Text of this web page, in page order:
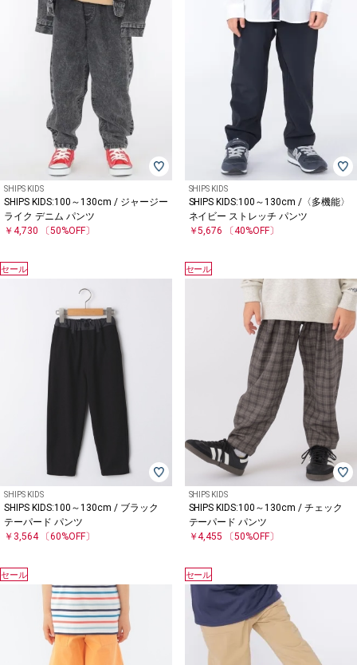
SHIPS KIDS
SHIPS KIDS:100～130cm / ジャージー
ライク デニム パンツ
￥4,730 〔50%OFF〕
SHIPS KIDS
SHIPS KIDS:100～130cm /〈多機能〉
ネイビー ストレッチ パンツ
￥5,676
〔40%OFF〕
セール
SHIPS KIDS
SHIPS KIDS:100～130cm / ブラック
テーパード パンツ
￥3,564〔60%OFF〕
セール
SHIPS KIDS
SHIPS KIDS:100～130cm / チェック
テーパード パンツ
￥4,455
〔50%OFF〕
セール セール